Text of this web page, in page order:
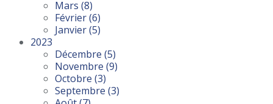
Mars (8)
Février(6)
Janvier(5)
2023
Décembre (5)
Novembre (9)
Octobre (3)
Septembre (3)